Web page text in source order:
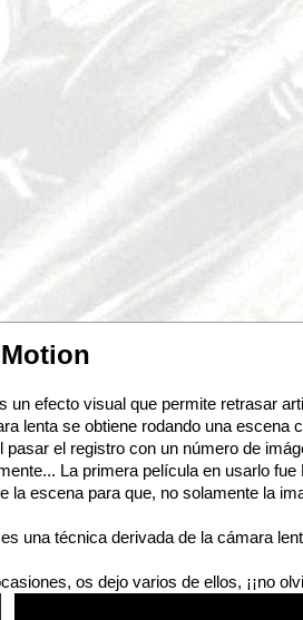
un efecto visual que permite retrasar
lenta se obtiene rodando una escena
el registro con un número de
. La primera película en usarlo
la escena para que, no solamente la
es una técnica derivada de la cámara
os dejo varios de ellos, ¡¡no